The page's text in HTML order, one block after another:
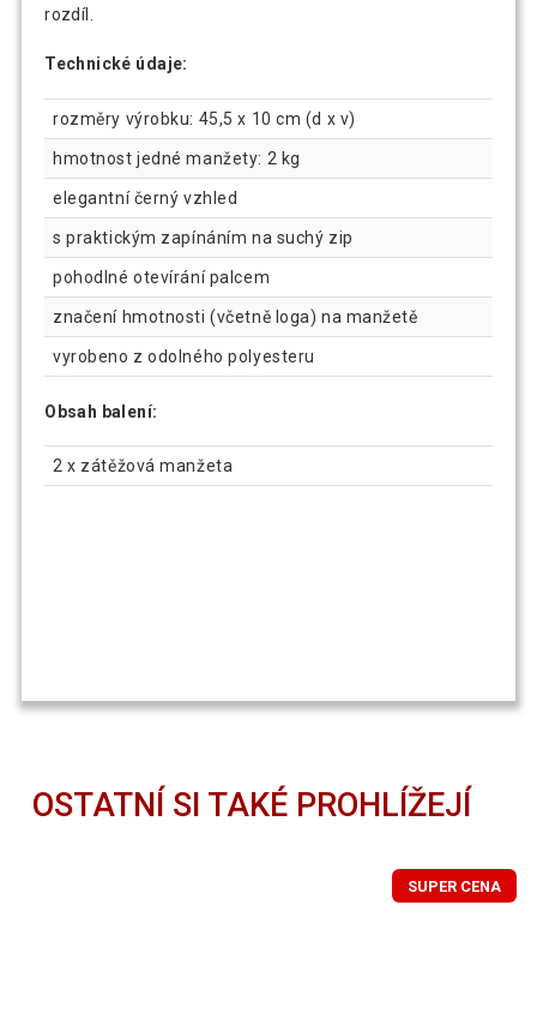
rozdíl.
Technické údaje:
rozměry výrobku: 45,5 x 10 cm (d x v)
hmotnost jedné manžety: 2 kg
elegantní černý vzhled
s praktickým zapínáním na suchý zip
pohodlné otevírání palcem
značení hmotnosti (včetně loga) na manžetě
vyrobeno z odolného polyesteru
Obsah balení:
2 x zátěžová manžeta
OSTATNÍ SI TAKÉ PROHLÍŽEJÍ
SUPER CENA